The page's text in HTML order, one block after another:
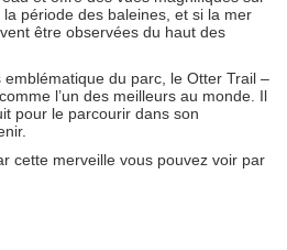
période des baleines, et si la mer
être observées du haut des
du parc, le Otter Trail –
l’un des meilleurs au monde. Il
pour le parcourir dans son
cette merveille vous pouvez voir par